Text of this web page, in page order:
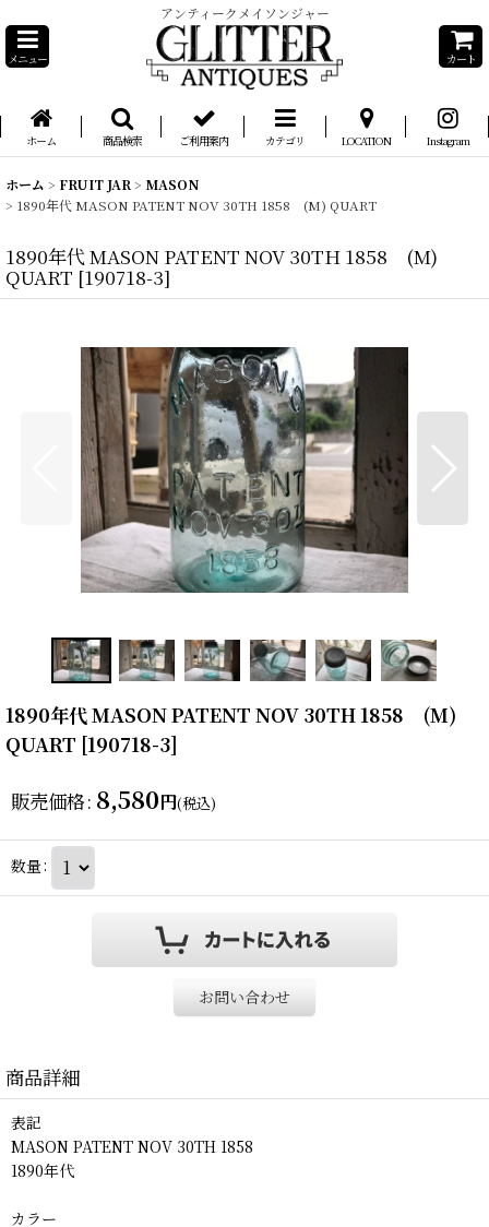
アンティークメイソンジャー
メニュー カート
ホーム 商品検索 ご利用案内 カテゴリ LOCATION Instagram
ホーム > FRUIT JAR > MASON
> 1890年代 MASON PATENT NOV 30TH 1858 (M) QUART
1890年代 MASON PATENT NOV 30TH 1858 (M)
QUART [190718-3]
1890年代 MASON PATENT NOV 30TH 1858 (M)
QUART [190718-3]
販売価格: 8,580円(税込)
数量:
お問い合わせ
商品詳細
表記
MASON PATENT NOV 30TH 1858
1890年代
カラー